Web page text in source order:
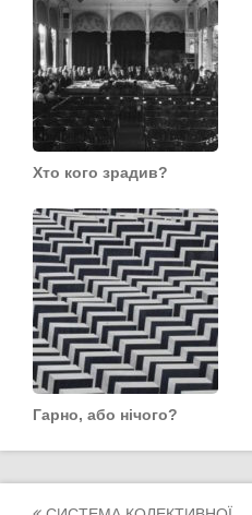
Хто кого зрадив?
Гарно, або нічого?